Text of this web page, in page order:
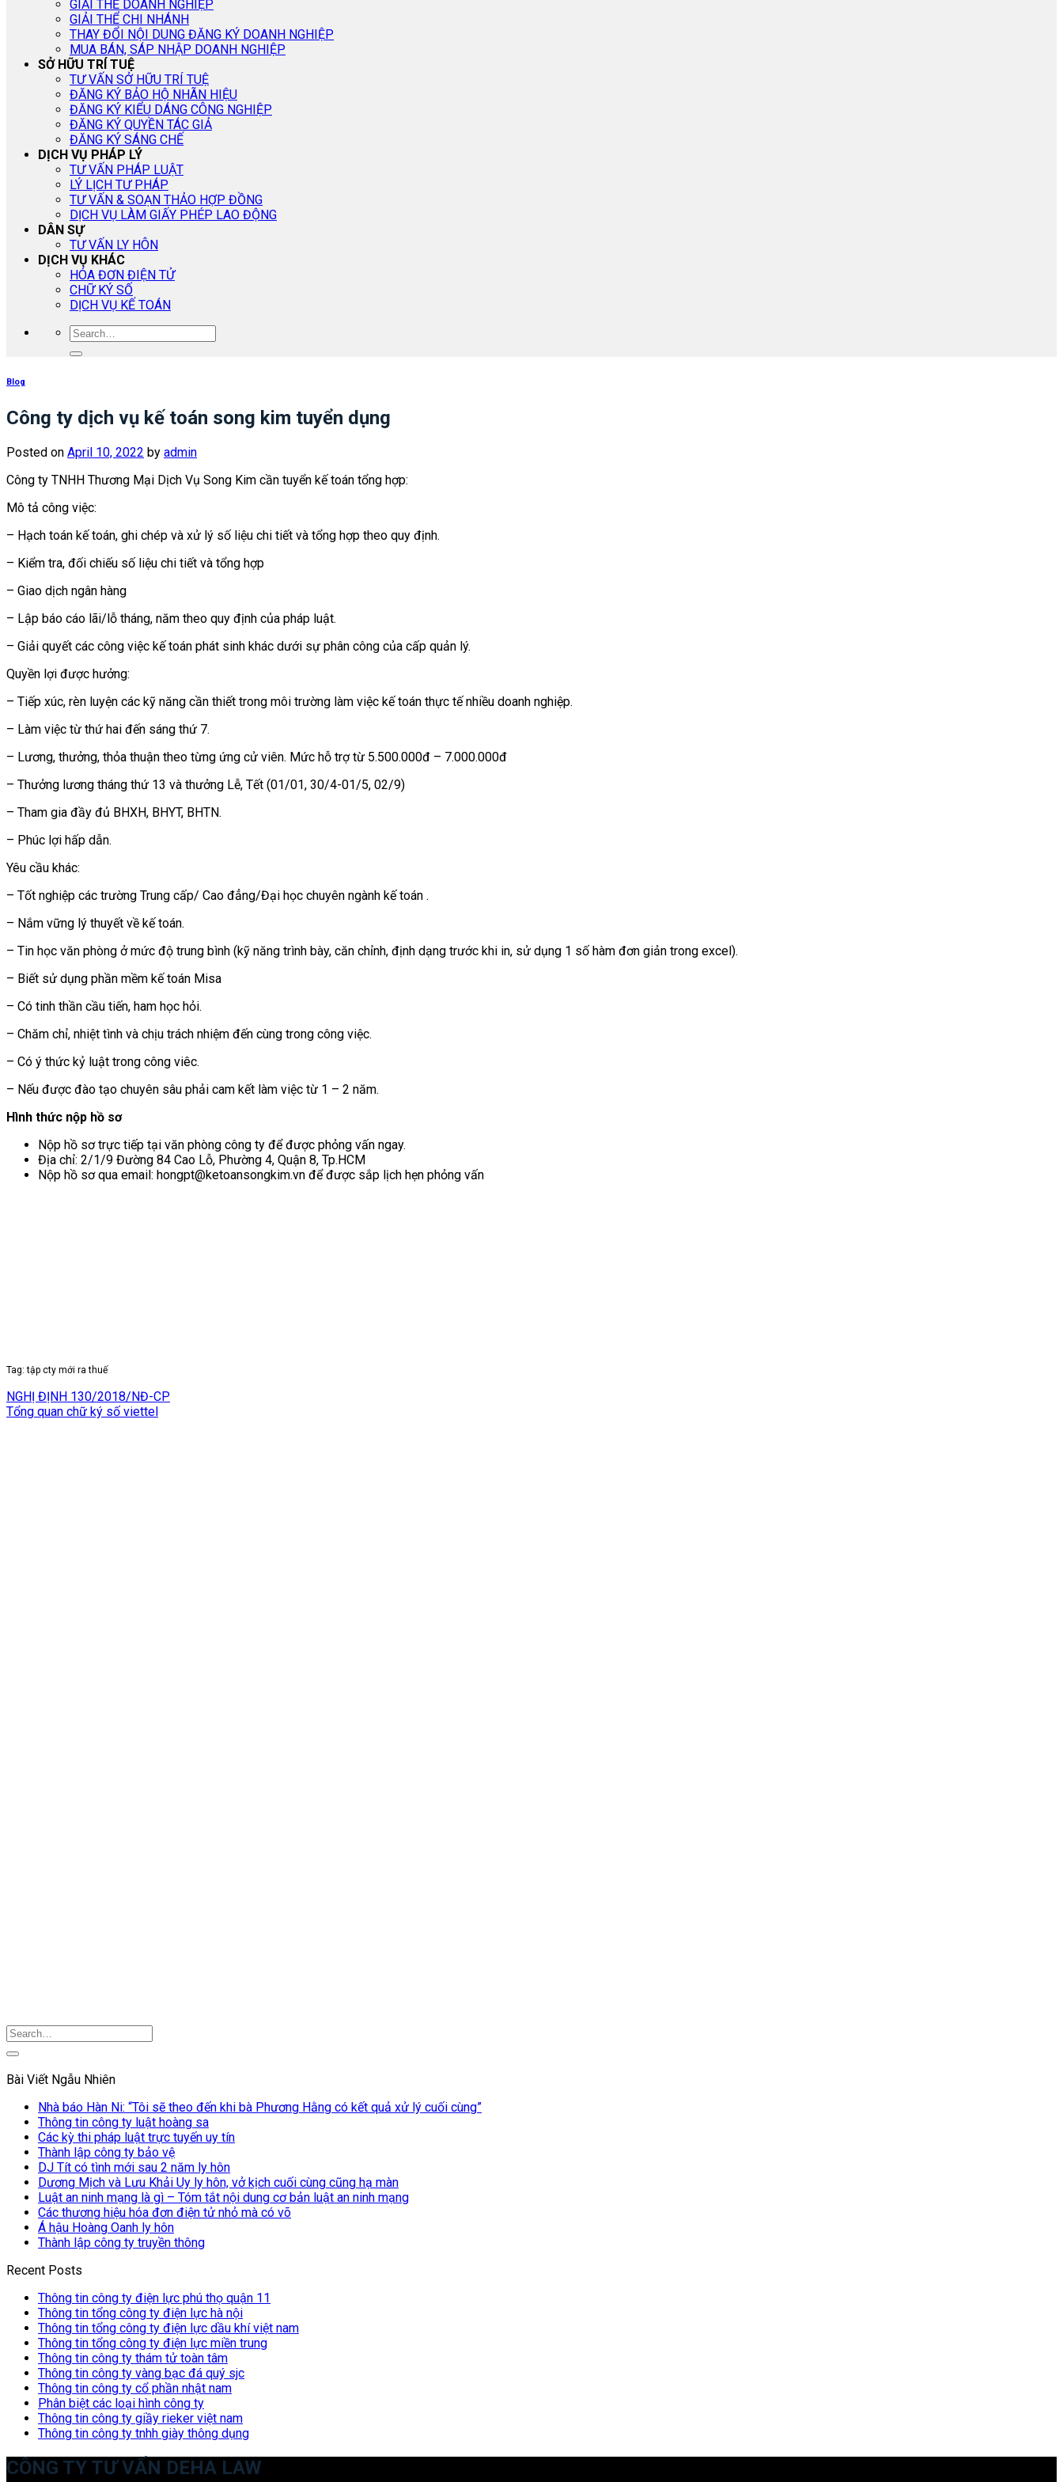
GIẢI THỂ DOANH NGHIỆP
GIẢI THỂ CHI NHÁNH
THAY ĐỔI NỘI DUNG ĐĂNG KÝ DOANH NGHIỆP
MUA BÁN, SÁP NHẬP DOANH NGHIỆP
SỞ HỮU TRÍ TUỆ
TƯ VẤN SỞ HỮU TRÍ TUỆ
ĐĂNG KÝ BẢO HỘ NHÃN HIỆU
ĐĂNG KÝ KIỂU DÁNG CÔNG NGHIỆP
ĐĂNG KÝ QUYỀN TÁC GIẢ
ĐĂNG KÝ SÁNG CHẾ
DỊCH VỤ PHÁP LÝ
TƯ VẤN PHÁP LUẬT
LÝ LỊCH TƯ PHÁP
TƯ VẤN & SOẠN THẢO HỢP ĐỒNG
DỊCH VỤ LÀM GIẤY PHÉP LAO ĐỘNG
DÂN SỰ
TƯ VẤN LY HÔN
DỊCH VỤ KHÁC
HÓA ĐƠN ĐIỆN TỬ
CHỮ KÝ SỐ
DỊCH VỤ KẾ TOÁN
Blog
Công ty dịch vụ kế toán song kim tuyển dụng
Posted on April 10, 2022 by admin
Công ty TNHH Thương Mại Dịch Vụ Song Kim cần tuyển kế toán tổng hợp:
Mô tả công việc:
– Hạch toán kế toán, ghi chép và xử lý số liệu chi tiết và tổng hợp theo quy định.
– Kiểm tra, đối chiếu số liệu chi tiết và tổng hợp
– Giao dịch ngân hàng
– Lập báo cáo lãi/lỗ tháng, năm theo quy định của pháp luật.
– Giải quyết các công việc kế toán phát sinh khác dưới sự phân công của cấp quản lý.
Quyền lợi được hưởng:
– Tiếp xúc, rèn luyện các kỹ năng cần thiết trong môi trường làm việc kế toán thực tế nhiều doanh nghiệp.
– Làm việc từ thứ hai đến sáng thứ 7.
– Lương, thưởng, thỏa thuận theo từng ứng cử viên. Mức hỗ trợ từ 5.500.000đ – 7.000.000đ
– Thưởng lương tháng thứ 13 và thưởng Lễ, Tết (01/01, 30/4-01/5, 02/9)
– Tham gia đầy đủ BHXH, BHYT, BHTN.
– Phúc lợi hấp dẫn.
Yêu cầu khác:
– Tốt nghiệp các trường Trung cấp/ Cao đẳng/Đại học chuyên ngành kế toán .
– Nắm vững lý thuyết về kế toán.
– Tin học văn phòng ở mức độ trung bình (kỹ năng trình bày, căn chỉnh, định dạng trước khi in, sử dụng 1 số hàm đơn giản trong excel).
– Biết sử dụng phần mềm kế toán Misa
– Có tinh thần cầu tiến, ham học hỏi.
– Chăm chỉ, nhiệt tình và chịu trách nhiệm đến cùng trong công việc.
– Có ý thức kỷ luật trong công viêc.
– Nếu được đào tạo chuyên sâu phải cam kết làm việc từ 1 – 2 năm.
Hình thức nộp hồ sơ
Nộp hồ sơ trực tiếp tại văn phòng công ty để được phỏng vấn ngay.
Địa chỉ: 2/1/9 Đường 84 Cao Lỗ, Phường 4, Quận 8, Tp.HCM
Nộp hồ sơ qua email: hongpt@ketoansongkim.vn để được sắp lịch hẹn phỏng vấn
Tag: tập cty mới ra thuế
NGHỊ ĐỊNH 130/2018/NĐ-CP
Tổng quan chữ ký số viettel
Bài Viết Ngẫu Nhiên
Nhà báo Hàn Ni: “Tôi sẽ theo đến khi bà Phương Hằng có kết quả xử lý cuối cùng”
Thông tin công ty luật hoàng sa
Các kỳ thi pháp luật trực tuyến uy tín
Thành lập công ty bảo vệ
DJ Tít có tình mới sau 2 năm ly hôn
Dương Mịch và Lưu Khải Uy ly hôn, vở kịch cuối cùng cũng hạ màn
Luật an ninh mạng là gì – Tóm tắt nội dung cơ bản luật an ninh mạng
Các thương hiệu hóa đơn điện tử nhỏ mà có võ
Á hậu Hoàng Oanh ly hôn
Thành lập công ty truyền thông
Recent Posts
Thông tin công ty điện lực phú thọ quận 11
Thông tin tổng công ty điện lực hà nội
Thông tin tổng công ty điện lực dầu khí việt nam
Thông tin tổng công ty điện lực miền trung
Thông tin công ty thám tử toàn tâm
Thông tin công ty vàng bạc đá quý sjc
Thông tin công ty cổ phần nhật nam
Phân biệt các loại hình công ty
Thông tin công ty giầy rieker việt nam
Thông tin công ty tnhh giày thông dụng
CÔNG TY TƯ VẤN DEHA LAW